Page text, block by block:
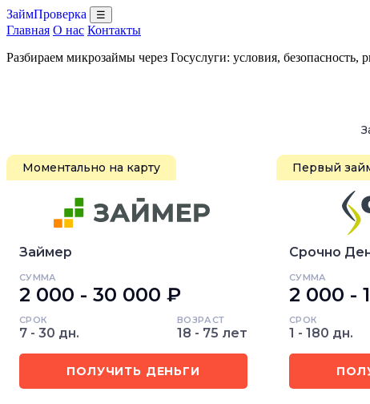
ЗаймПроверка ☰
Главная О нас Контакты
Разбираем микрозаймы через Госуслуги: условия, безопасность,
Моментально на карту
Займер
СУММА
2 000 - 30 000 ₽
СРОК
7 - 30 дн.
ВОЗРАСТ
18 - 75 лет
ПОЛУЧИТЬ ДЕНЬГИ
Первый
Срочно
СУММА
2 000 -
СРОК
1 - 180 дн.